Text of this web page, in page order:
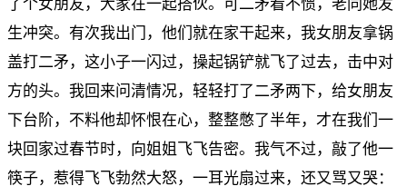
生冲突。有次我出门，他们就在家干起来，我女朋友拿锅
盖打二矛，这小子一闪过，操起锅铲就飞了过去，击中对
方的头。我回来问清情况，轻轻打了二矛两下，给女朋友
下台阶，不料他却怀恨在心，整整憋了半年，才在我们一
块回家过春节时，向姐姐飞飞告密。我气不过，敲了他一
筷子，惹得飞飞勃然大怒，一耳光扇过来，还又骂又哭：